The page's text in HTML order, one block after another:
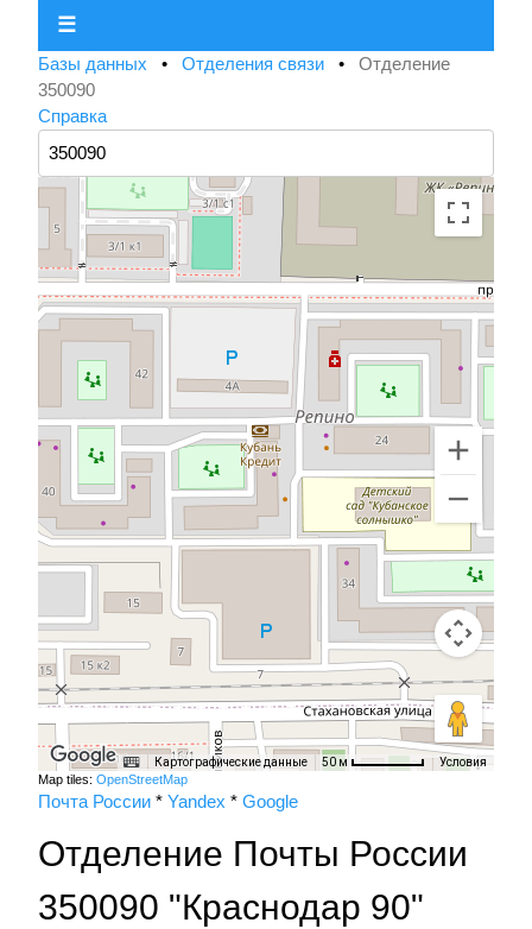
☰
Базы данных • Отделения связи • Отделение
350090
Справка
Картографические данные 50 м Условия
Map tiles: OpenStreetMap
Почта России * Yandex * Google
Отделение Почты России
350090 "Краснодар 90"